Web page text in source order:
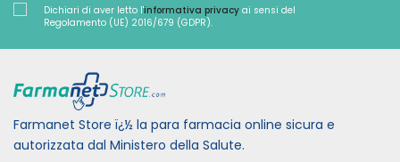
Dichiari di aver letto l'informativa privacy ai sensi del
Regolamento (UE) 2016/679 (GDPR).
Farmanet Store ï¿½ la para farmacia online sicura e
autorizzata dal Ministero della Salute.